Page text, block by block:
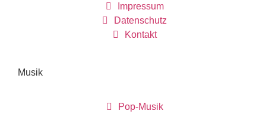
Impressum
Datenschutz
Kontakt
Musik
Pop-Musik